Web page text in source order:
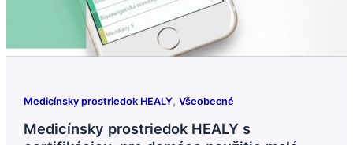
Medicínsky prostriedok HEALY, Všeobecné
Medicínsky prostriedok HEALY s